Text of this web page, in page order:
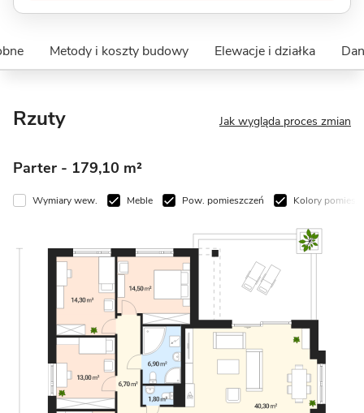
Metody i koszty budowy Elewacje i działka
Rzuty Jak wygląda proces zmian
Parter - 179,10 m²
Wymiary wew. Meble Pow. pomieszczeń Kolory